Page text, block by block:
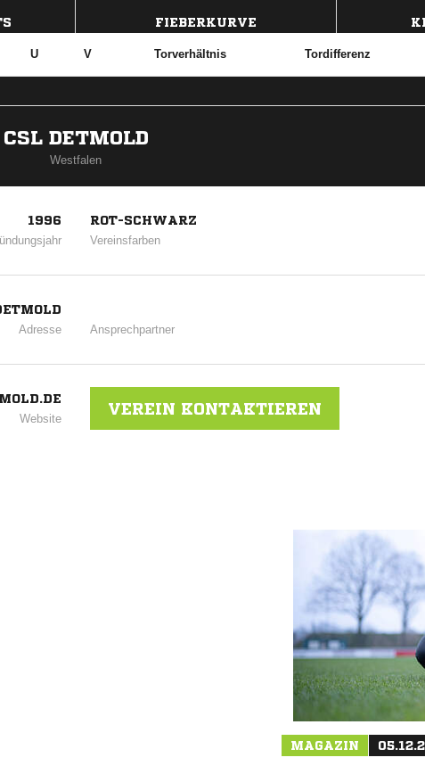
FIEBERKURVE
U V Torverhältnis Tordifferenz
CSL DETMOLD
Westfalen
1996 ROT-SCHWARZ
Vereinsfarben
Adresse Ansprechpartner
Website
VEREIN KONTAKTIEREN
MAGAZIN